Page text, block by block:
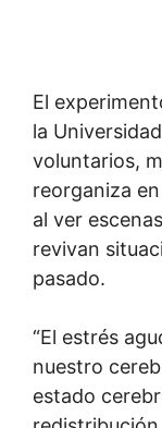
El
la
voluntarios,
reorganiza
al ver
revivan
pasado.
“El estrés
nuestro
estado